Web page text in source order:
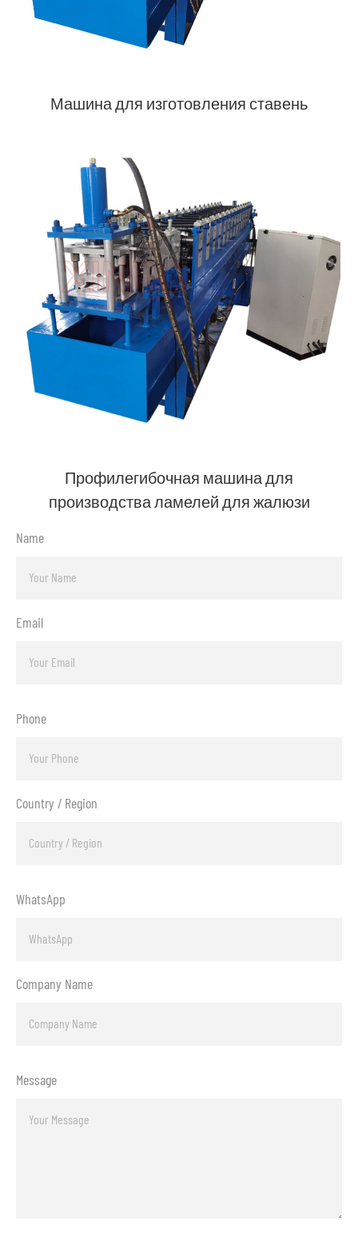
Машина для изготовления ставень
Профилегибочная машина для
производства ламелей для жалюзи
Name
Email
Phone
Country / Region
WhatsApp
Company Name
Message